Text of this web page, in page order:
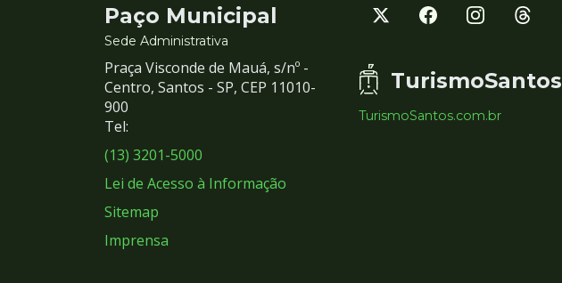
Contato
e
Redes
Sociais
Paço Municipal
Sede Administrativa
Praça Visconde de Mauá, s/nº -
Centro, Santos - SP, CEP 11010-
900
Tel:
(13) 3201-5000
Lei de Acesso à Informação
Sitemap
Imprensa
TurismoSantos
TurismoSantos.com.br